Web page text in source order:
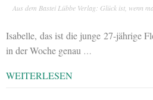
Aus dem Bastei Lübbe Verlag: Glück ist, wenn
Isabelle, das ist die junge 27-jährige
in der Woche genau …
WEITERLESEN